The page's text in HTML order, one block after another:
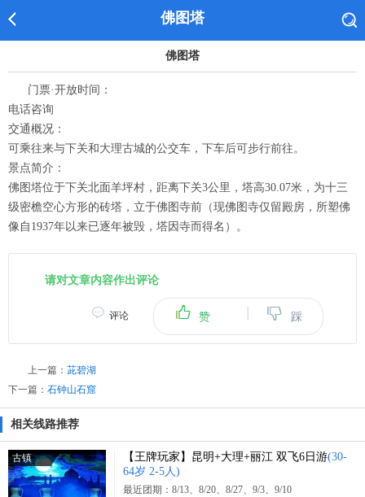
佛图塔
佛图塔
门票·开放时间：
电话咨询
交通概况：
可乘往来与下关和大理古城的公交车，下车后可步行前往。
景点简介：
佛图塔位于下关北面羊坪村，距离下关3公里，塔高30.07米，为十三
级密檐空心方形的砖塔，立于佛图寺前（现佛图寺仅留殿房，所塑佛
像自1937年以来已逐年被毁，塔因寺而得名）。
请对文章内容作出评论
赞 踩
评论
上一篇： 茈碧湖
下一篇： 石钟山石窟
相关线路推荐
古镇 【王牌玩家】昆明+大理+丽江 双飞6日游(30-
64岁 2-5人)
最近团期：8/13、8/20、8/27、9/3、9/10